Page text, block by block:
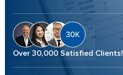
Over 30,000 Satisfied Clients!